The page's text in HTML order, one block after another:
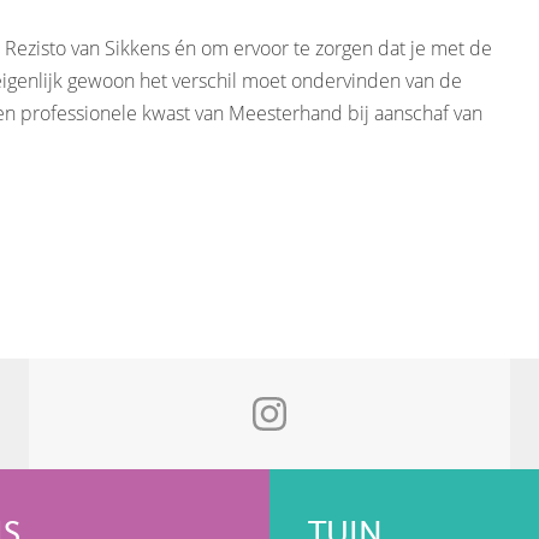
van Sikkens én om ervoor te zorgen dat je met de
gewoon het verschil moet ondervinden van de
professionele kwast van Meesterhand bij aanschaf van